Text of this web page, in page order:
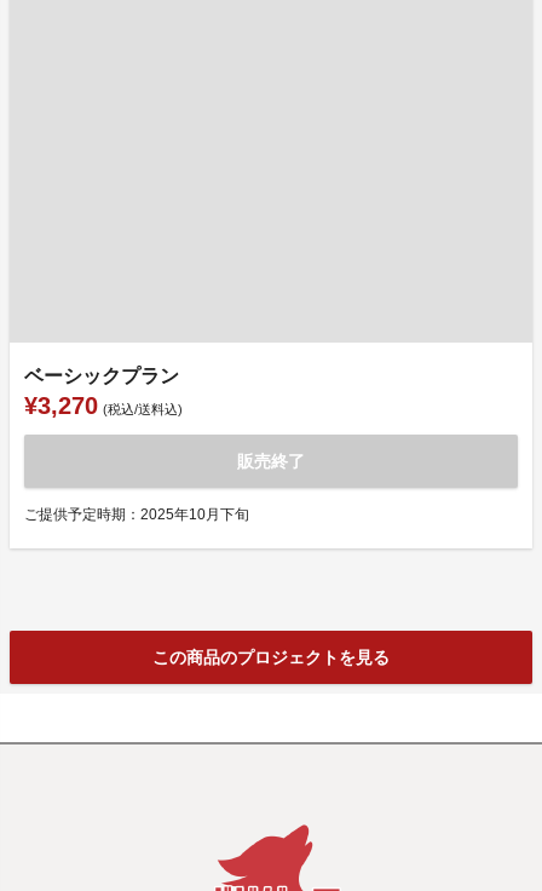
ベーシックプラン
¥3,270 (税込/送料込)
販売終了
ご提供予定時期：2025年10月下旬
この商品のプロジェクトを見る